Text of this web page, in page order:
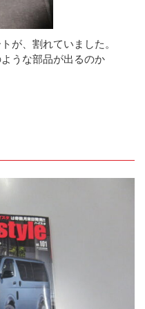
が、割れていました。
うな部品が出るのか